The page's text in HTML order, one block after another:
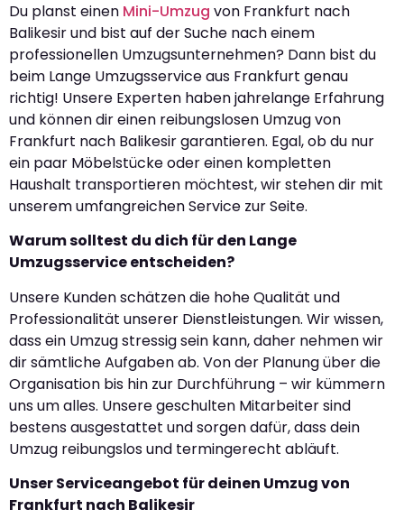
Du planst einen Mini-Umzug von Frankfurt nach
Balikesir und bist auf der Suche nach einem
professionellen Umzugsunternehmen? Dann bist du
beim Lange Umzugsservice aus Frankfurt genau
richtig! Unsere Experten haben jahrelange Erfahrung
und können dir einen reibungslosen Umzug von
Frankfurt nach Balikesir garantieren. Egal, ob du nur
ein paar Möbelstücke oder einen kompletten
Haushalt transportieren möchtest, wir stehen dir mit
unserem umfangreichen Service zur Seite.
Warum solltest du dich für den Lange
Umzugsservice entscheiden?
Unsere Kunden schätzen die hohe Qualität und
Professionalität unserer Dienstleistungen. Wir wissen,
dass ein Umzug stressig sein kann, daher nehmen wir
dir sämtliche Aufgaben ab. Von der Planung über die
Organisation bis hin zur Durchführung – wir kümmern
uns um alles. Unsere geschulten Mitarbeiter sind
bestens ausgestattet und sorgen dafür, dass dein
Umzug reibungslos und termingerecht abläuft.
Unser Serviceangebot für deinen Umzug von
Frankfurt nach Balikesir